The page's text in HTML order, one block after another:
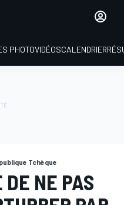
PHOTOVIDÉOSCALENDRIER
Tchèque
NE PAS